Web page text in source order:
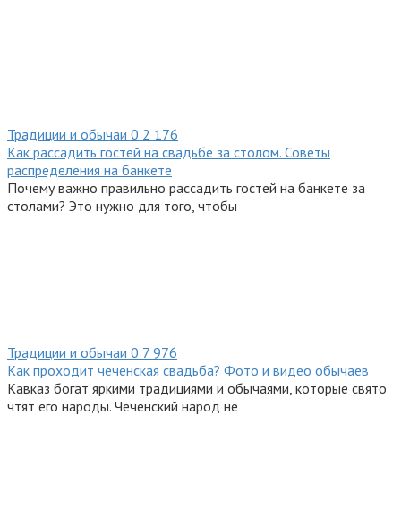
Традиции и обычаи 0 2 176
Как рассадить гостей на свадьбе за столом. Советы
распределения на банкете
Почему важно правильно рассадить гостей на банкете за
столами? Это нужно для того, чтобы
Традиции и обычаи 0 7 976
Как проходит чеченская свадьба? Фото и видео обычаев
Кавказ богат яркими традициями и обычаями, которые свято
чтят его народы. Чеченский народ не